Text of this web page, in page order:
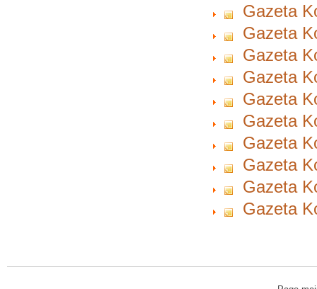
Gazeta
Gazeta
Gazeta
Gazeta
Gazeta
Gazeta
Gazeta
Gazeta
Gazeta
Gazeta